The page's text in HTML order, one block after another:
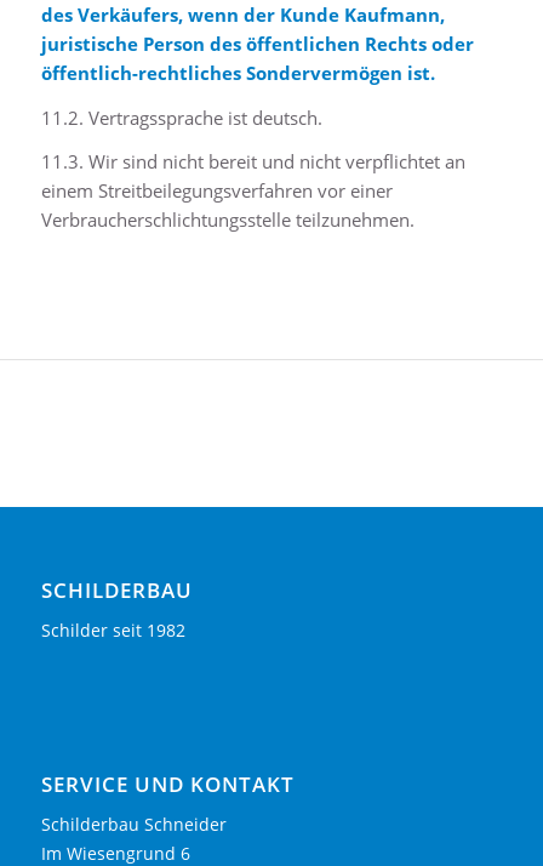
des Verkäufers, wenn der Kunde Kaufmann,
juristische Person des öffentlichen Rechts oder
öffentlich-rechtliches Sondervermögen ist.
11.2. Vertragssprache ist deutsch.
11.3. Wir sind nicht bereit und nicht verpflichtet an
einem Streitbeilegungsverfahren vor einer
Verbraucherschlichtungsstelle teilzunehmen.
SCHILDERBAU
Schilder seit 1982
SERVICE UND KONTAKT
Schilderbau Schneider
Im Wiesengrund 6